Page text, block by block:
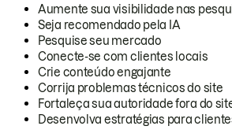
Aumente sua visibilidade nas
Seja recomendado pela IA
Pesquise seu mercado
Conecte-se com clientes locais
Crie conteúdo engajante
Corrija problemas técnicos do site
Fortaleça sua autoridade fora do
Desenvolva estratégias para